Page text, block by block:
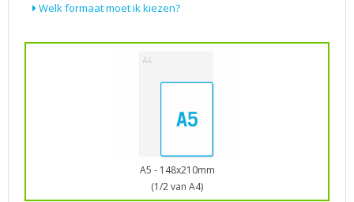
Welk formaat moet ik kiezen?
A5 - 148x210mm
(1/2 van A4)